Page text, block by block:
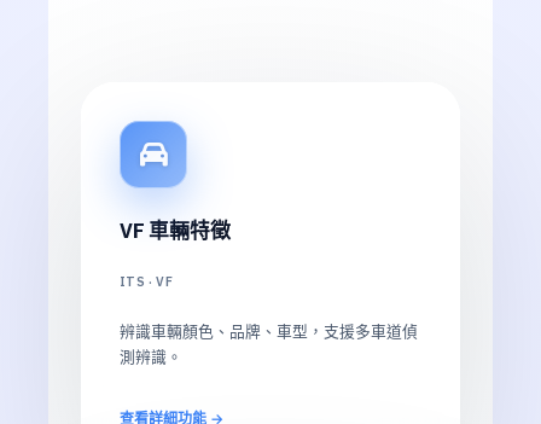
VF 車輛特徵
ITS · VF
辨識車輛顏色、品牌、車型，支援多車道偵
測辨識。
查看詳細功能 →